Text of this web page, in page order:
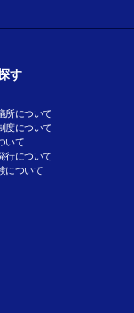
す
所について
度について
いて
行について
について